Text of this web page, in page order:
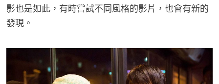
影也是如此，有時嘗試不同風格的影片，也會有新的
發現。